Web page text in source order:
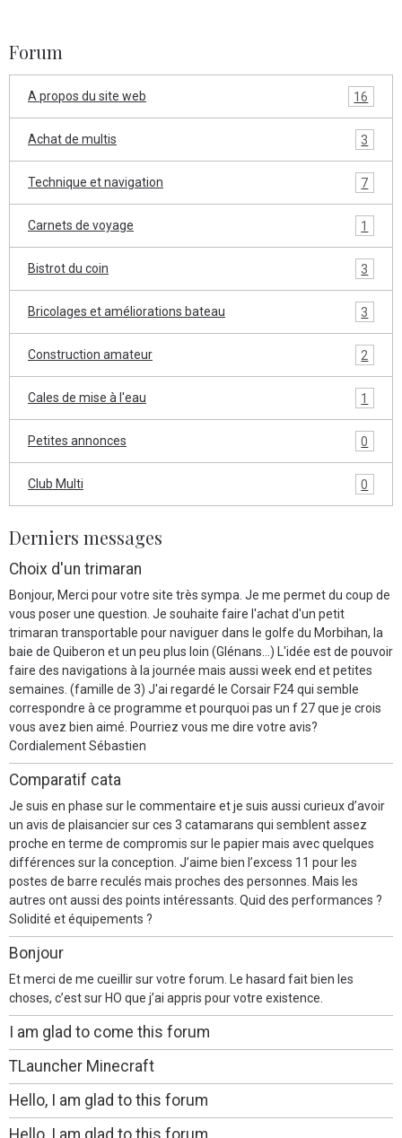
Forum
A propos du site web 16
Achat de multis 3
Technique et navigation 7
Carnets de voyage 1
Bistrot du coin 3
Bricolages et améliorations bateau 3
Construction amateur 2
Cales de mise à l'eau 1
Petites annonces 0
Club Multi 0
Derniers messages
Choix d'un trimaran
Bonjour, Merci pour votre site très sympa. Je me permet du coup de
vous poser une question. Je souhaite faire l'achat d'un petit
trimaran transportable pour naviguer dans le golfe du Morbihan, la
baie de Quiberon et un peu plus loin (Glénans...) L'idée est de pouvoir
faire des navigations à la journée mais aussi week end et petites
semaines. (famille de 3) J'ai regardé le Corsair F24 qui semble
correspondre à ce programme et pourquoi pas un f 27 que je crois
vous avez bien aimé. Pourriez vous me dire votre avis?
Cordialement Sébastien
Comparatif cata
Je suis en phase sur le commentaire et je suis aussi curieux d’avoir
un avis de plaisancier sur ces 3 catamarans qui semblent assez
proche en terme de compromis sur le papier mais avec quelques
différences sur la conception. J’aime bien l’excess 11 pour les
postes de barre reculés mais proches des personnes. Mais les
autres ont aussi des points intéressants. Quid des performances ?
Solidité et équipements ?
Bonjour
Et merci de me cueillir sur votre forum. Le hasard fait bien les
choses, c’est sur HO que j’ai appris pour votre existence.
I am glad to come this forum
TLauncher Minecraft
Hello, I am glad to this forum
Hello, I am glad to this forum